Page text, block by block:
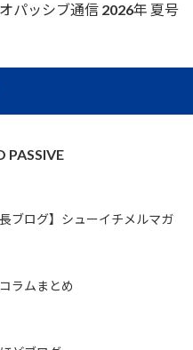
パッシブ通信 2026年 夏号
PASSIVE
長ブログ】シューイチメルマガ
ラムまとめ